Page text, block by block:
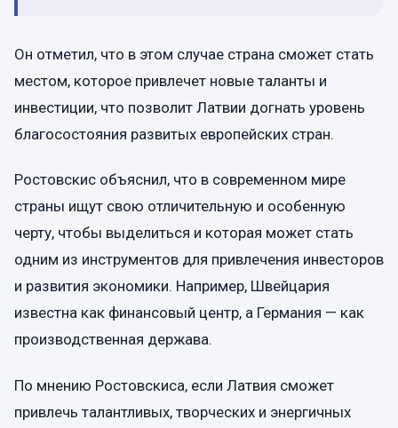
Он отметил, что в этом случае страна сможет стать
местом, которое привлечет новые таланты и
инвестиции, что позволит Латвии догнать уровень
благосостояния развитых европейских стран.
Ростовскис объяснил, что в современном мире
страны ищут свою отличительную и особенную
черту, чтобы выделиться и которая может стать
одним из инструментов для привлечения инвесторов
и развития экономики. Например, Швейцария
известна как финансовый центр, а Германия — как
производственная держава.
По мнению Ростовскиса, если Латвия сможет
привлечь талантливых, творческих и энергичных